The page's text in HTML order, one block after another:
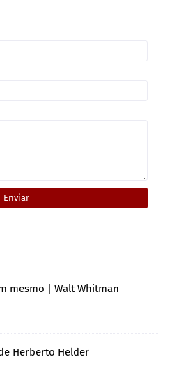
mesmo | Walt Whitman
Herberto Helder